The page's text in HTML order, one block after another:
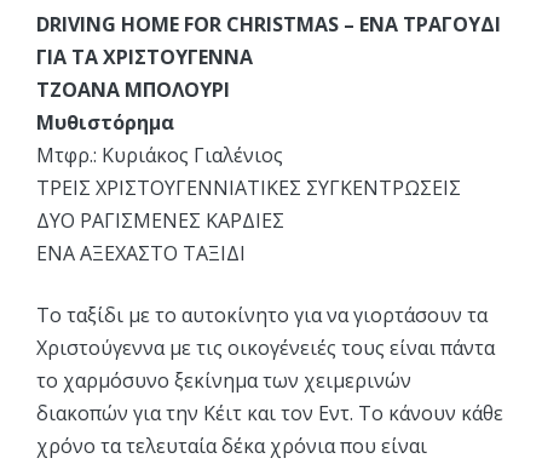
DRIVING HOME FOR CHRISTMAS – ΕΝΑ ΤΡΑΓΟΥΔΙ
ΓΙΑ ΤΑ ΧΡΙΣΤΟΥΓΕΝΝΑ
ΤΖΟΑΝΑ ΜΠΟΛΟΥΡΙ
Μυθιστόρημα
Μτφρ.: Κυριάκος Γιαλένιος
ΤΡΕΙΣ ΧΡΙΣΤΟΥΓΕΝΝΙΑΤΙΚΕΣ ΣΥΓΚΕΝΤΡΩΣΕΙΣ
ΔΥΟ ΡΑΓΙΣΜΕΝΕΣ ΚΑΡΔΙΕΣ
ΕΝΑ ΑΞΕΧΑΣΤΟ ΤΑΞΙΔΙ
Το ταξίδι με το αυτοκίνητο για να γιορτάσουν τα
Χριστούγεννα με τις οικογένειές τους είναι πάντα
το χαρμόσυνο ξεκίνημα των χειμερινών
διακοπών για την Κέιτ και τον Εντ. Το κάνουν κάθε
χρόνο τα τελευταία δέκα χρόνια που είναι